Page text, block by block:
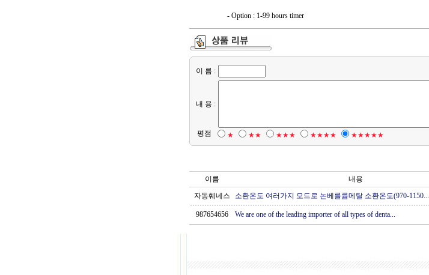
- Option : 1-99 hours timer
이 름 :
내 용 :
평점 ★ ★★ ★★★ ★★★★ ★★★★★
이름 내용
자동훼네스
소환온도 여러가지 모드로 논베를륨메탈 소환온도(970-1150...
987654656 We are one of the leading importer of all types of denta...